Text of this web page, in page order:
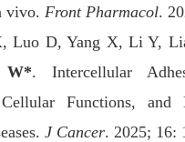
vivo. Front Pharmacol.
Luo D, Yang X, Li Y,
W*. Intercellular
Cellular Functions,
J Cancer. 2025; 16: